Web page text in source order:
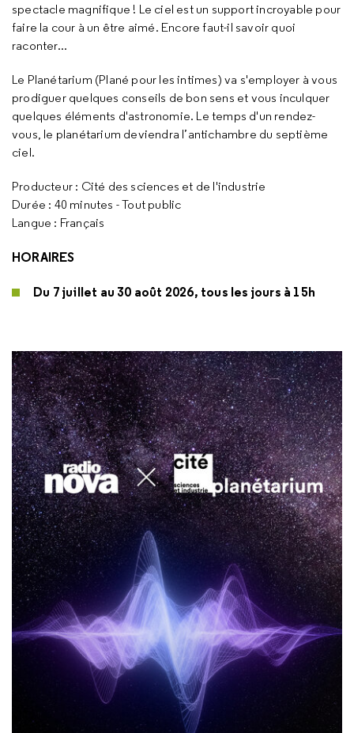
spectacle magnifique ! Le ciel est un support incroyable pour
faire la cour à un être aimé. Encore faut-il savoir quoi
raconter...
Le Planétarium (Plané pour les intimes) va s'employer à vous
prodiguer quelques conseils de bon sens et vous inculquer
quelques éléments d'astronomie. Le temps d'un rendez-
vous, le planétarium deviendra l’antichambre du septième
ciel.
Producteur : Cité des sciences et de l'industrie
Durée : 40 minutes - Tout public
Langue : Français
HORAIRES
Du 7 juillet au 30 août 2026, tous les jours à 15h